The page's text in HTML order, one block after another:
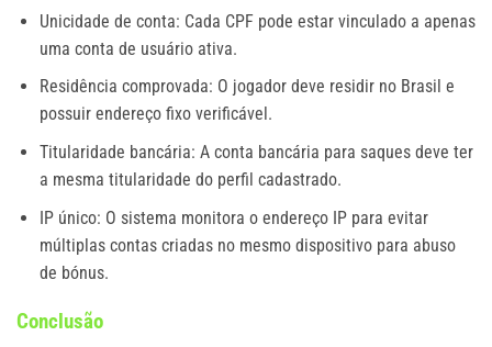
Unicidade de conta: Cada CPF pode estar vinculado a apenas
uma conta de usuário ativa.
Residência comprovada: O jogador deve residir no Brasil e
possuir endereço fixo verificável.
Titularidade bancária: A conta bancária para saques deve ter
a mesma titularidade do perfil cadastrado.
IP único: O sistema monitora o endereço IP para evitar
múltiplas contas criadas no mesmo dispositivo para abuso
de bónus.
Conclusão